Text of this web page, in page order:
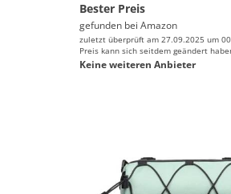
Bester Preis
gefunden bei Amazon
zuletzt überprüft am 27.09.2025 um
Preis kann sich seitdem geändert
Keine weiteren Anbieter